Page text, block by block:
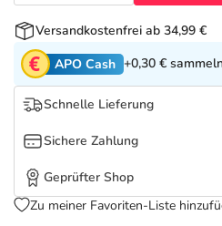
Tierapotheke
Vitamine & Mineralstoffe
Salus Deals
Versandkostenfrei ab 34,99 €
APO Cash +0,30 €
Schnelle Lieferung
Sichere Zahlung
Geprüfter Shop
Zu meiner Favoriten-Liste